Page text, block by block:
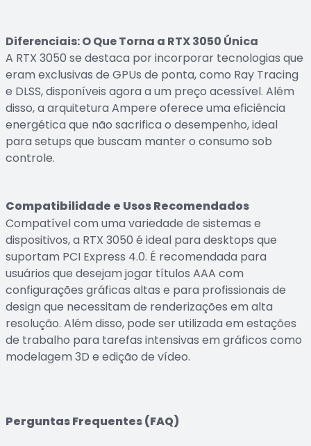
Diferenciais: O Que Torna a RTX 3050 Única
A RTX 3050 se destaca por incorporar tecnologias que
eram exclusivas de GPUs de ponta, como Ray Tracing
e DLSS, disponíveis agora a um preço acessível. Além
disso, a arquitetura Ampere oferece uma eficiência
energética que não sacrifica o desempenho, ideal
para setups que buscam manter o consumo sob
controle.
Compatibilidade e Usos Recomendados
Compatível com uma variedade de sistemas e
dispositivos, a RTX 3050 é ideal para desktops que
suportam PCI Express 4.0. É recomendada para
usuários que desejam jogar títulos AAA com
configurações gráficas altas e para profissionais de
design que necessitam de renderizações em alta
resolução. Além disso, pode ser utilizada em estações
de trabalho para tarefas intensivas em gráficos como
modelagem 3D e edição de vídeo.
Perguntas Frequentes (FAQ)